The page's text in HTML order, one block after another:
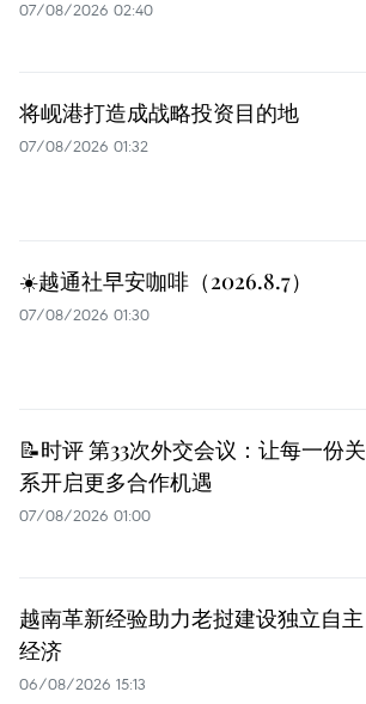
07/08/2026 02:40
将岘港打造成战略投资目的地
07/08/2026 01:32
☀️越通社早安咖啡（2026.8.7）
07/08/2026 01:30
📝时评 第33次外交会议：让每一份关
系开启更多合作机遇
07/08/2026 01:00
越南革新经验助力老挝建设独立自主
经济
06/08/2026 15:13